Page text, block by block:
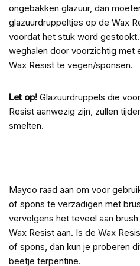
ongebakken glazuur, dan
glazuurdruppeltjes op de Wax
voordat het stuk word
weghalen door voorzichtig met
Wax Resist te vegen/sponsen.
Let op! Glazuurdruppels die
Resist aanwezig zijn, zullen
smelten.
Mayco raad aan om voor
of spons te verzadigen met
vervolgens het teveel aan
Wax Resist aan. Is de Wax
of spons, dan kun je proberen
beetje terpentine.